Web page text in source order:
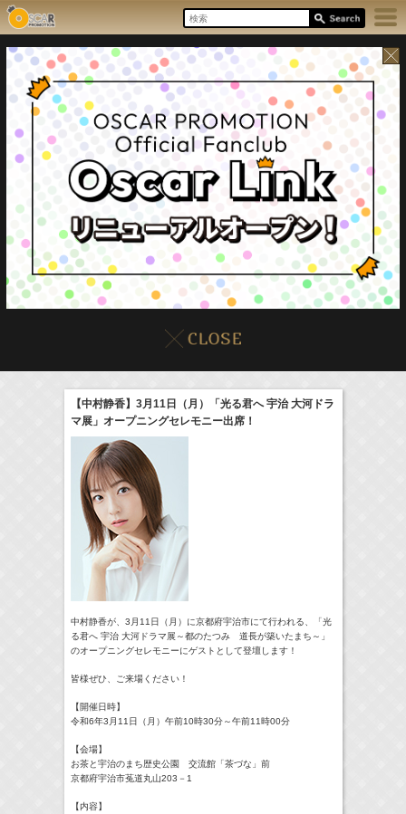
本日の出演情報8/8(Sat) イベント販売情報
17:55-18:00
(Radio) ラジオドラマ「一建設presents おうちのはなし」 髙橋ひかる
(TV) 一泊家族
19:30-19:45
(Radio)
21:00 -21:30
(Radio 藤田ニコルのニコニチ
【中村静香】3月11日（月）「光る君へ 宇治 大河ドラ
マ展」オープニングセレモニー出席！
中村静香が、3月11日（月）に京都府宇治市にて行われる、「光
る君へ 宇治 大河ドラマ展～都のたつみ 道長が築いたまち～」
のオープニングセレモニーにゲストとして登壇します！
皆様ぜひ、ご来場ください！
【開催日時】
令和6年3月11日（月）午前10時30分～午前11時00分
【会場】
お茶と宇治のまち歴史公園 交流館「茶づな」前
京都府宇治市菟道丸山203－1
【内容】